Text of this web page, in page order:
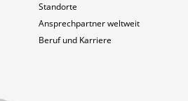
Standorte
Ansprechpartner weltweit
Beruf und Karriere